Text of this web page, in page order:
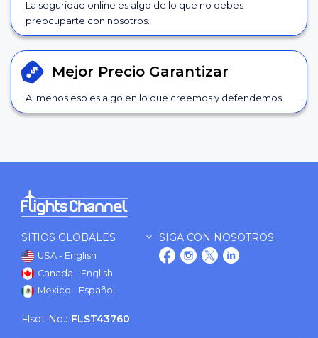
La seguridad online es algo de lo que no debes
preocuparte con nosotros.
Mejor Precio Garantizar
Al menos eso es algo en lo que creemos y defendemos.
SITIOS GLOBALES
USA - English
Canada - English
Mexico - Español
SIGA CON NOSOTROS :
Flsot No.: FLST43760